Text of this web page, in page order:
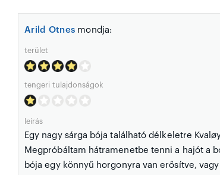
Arild Otnes mondja:
terület
tengeri tulajdonságok
leírás
Egy nagy sárga bója található délkeletre
Megpróbáltam hátramenetbe tenni a hajót a
bója egy könnyű horgonyra van erősítve,